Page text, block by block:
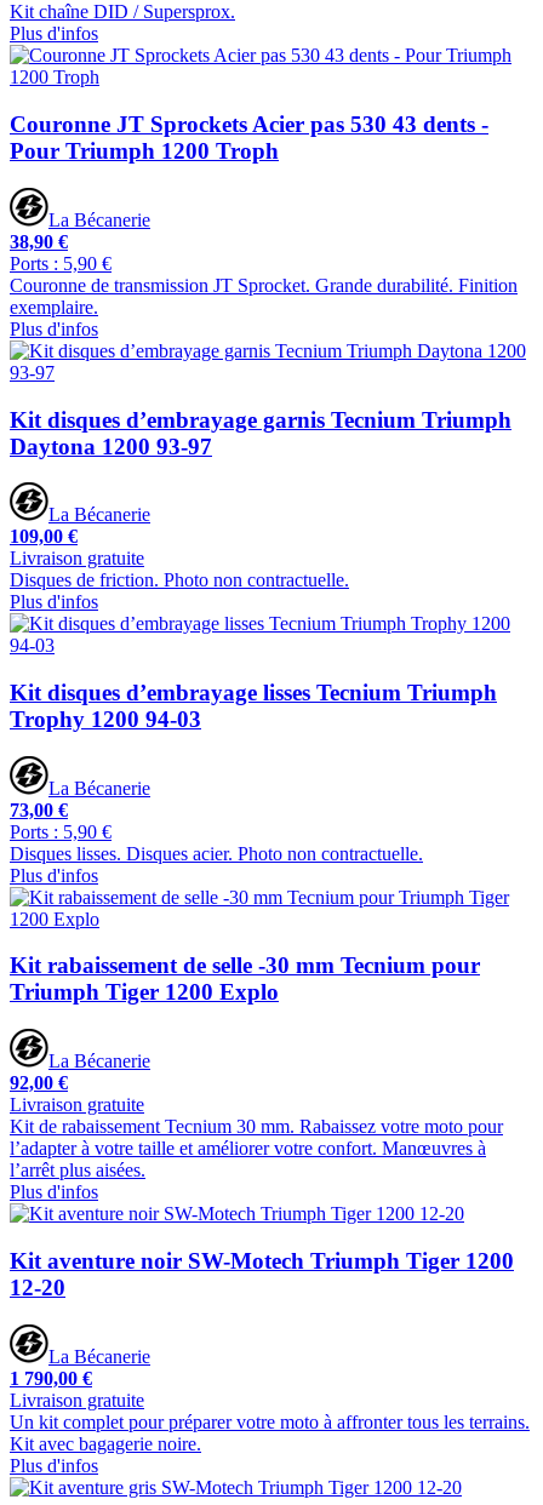
Kit chaîne DID / Supersprox.
Plus d'infos
Couronne JT Sprockets Acier pas 530 43 dents -
Pour Triumph 1200 Troph
La Bécanerie
38,90 €
Ports : 5,90 €
Couronne de transmission JT Sprocket. Grande durabilité. Finition
exemplaire.
Plus d'infos
Kit disques d’embrayage garnis Tecnium Triumph
Daytona 1200 93-97
La Bécanerie
109,00 €
Livraison gratuite
Disques de friction. Photo non contractuelle.
Plus d'infos
Kit disques d’embrayage lisses Tecnium Triumph
Trophy 1200 94-03
La Bécanerie
73,00 €
Ports : 5,90 €
Disques lisses. Disques acier. Photo non contractuelle.
Plus d'infos
Kit rabaissement de selle -30 mm Tecnium pour
Triumph Tiger 1200 Explo
La Bécanerie
92,00 €
Livraison gratuite
Kit de rabaissement Tecnium 30 mm. Rabaissez votre moto pour
l’adapter à votre taille et améliorer votre confort. Manœuvres à
l’arrêt plus aisées.
Plus d'infos
Kit aventure noir SW-Motech Triumph Tiger 1200
12-20
La Bécanerie
1 790,00 €
Livraison gratuite
Un kit complet pour préparer votre moto à affronter tous les terrains.
Kit avec bagagerie noire.
Plus d'infos